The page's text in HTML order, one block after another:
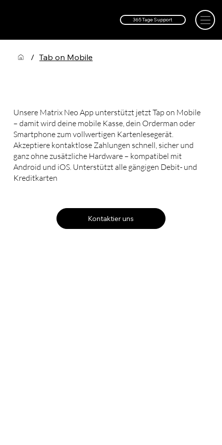
365 Tage Support
/ Tab on Mobile
Unsere Matrix Neo App unterstützt jetzt Tap on Mobile
– damit wird deine mobile Kasse, dein Orderman oder
Smartphone zum vollwertigen Kartenlesegerät.
Akzeptiere kontaktlose Zahlungen schnell, sicher und
ganz ohne zusätzliche Hardware – kompatibel mit
Android und iOS. Unterstützt alle gängigen Debit- und
Kreditkarten
Kontaktier uns